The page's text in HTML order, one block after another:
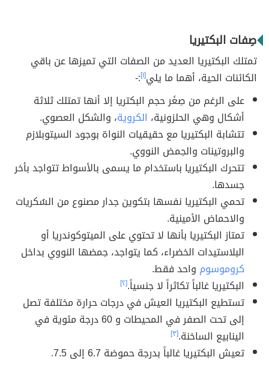
صِفات البكتيريا
تمتلك البكتيريا العديد من الصفات التي تميزها عن باقي
الكائنات الحية، أهما ما يلي[١] :-
على الرغم من صِغَر حجم البكتريا إلا أنها تمتلك ثلاثة
أشكال وهي الحلزونية، الكروية، والشكل العصوي.
تتشابة البكتيريا مع حقيقيات النواة بوجود السيتوبلازم
والبروتينات والحِمض النووي.
تتحرك البكتيريا باستخدام ما يسمى بالأسواط تتواجد بأخر
جسدها.
تحمي البكتيريا نفسها بتكوين جدار مصنوع من السُكريات
والاحماض الأمينية.
تمتاز البكتيريا بأنها لا تحتوي على الميتوكوندريا أو
البلاستيدات الخضراء، كما يتواجد، حِمضها النووي بداخل
كروموسوم واحد فقط.
البكتيريا غالباً تكاثراً لا جنسياً.[٢]
تستطيع البكتيريا العيش في درجات حرارة مختلفة تصل
إلى تحت الصفر في المحيطات و 60 درجة مئوية في
الينابيع الساخنة.[٣]
تعيش البكتيريا غالباً بدرجة حموضة 6.7 إلى 7.5.